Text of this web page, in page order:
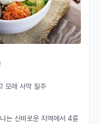
모래 사막 질주
는 신비로운 지역에서 4륜